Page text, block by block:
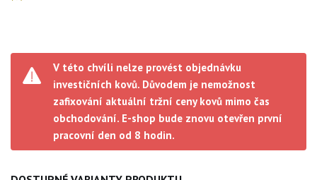
V této chvíli nelze provést objednávku
investičních kovů. Důvodem je nemožnost
zafixování aktuální tržní ceny kovů mimo čas
obchodování. E-shop bude znovu otevřen první
pracovní den od 8 hodin.